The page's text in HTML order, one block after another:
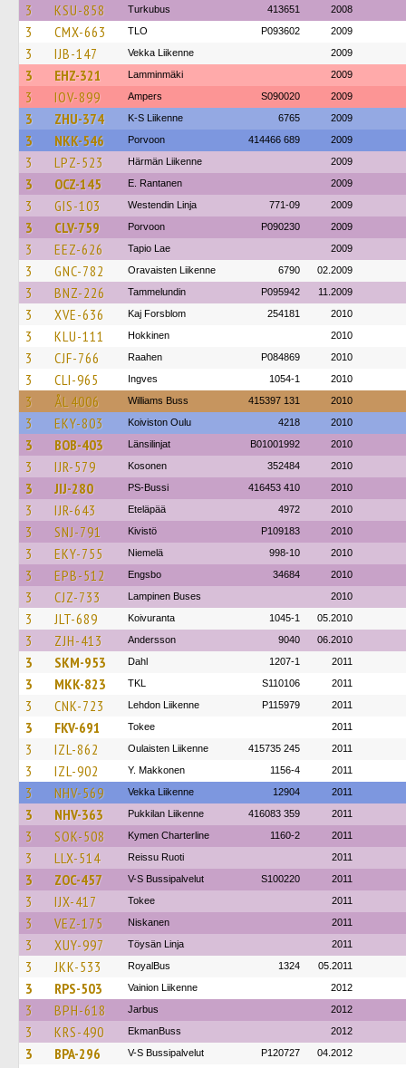
3 KSU-858 Turkubus 413651 2008
3 CMX-663 TLO P093602 2009
3 IJB-147 Vekka Liikenne 2009
3 EHZ-321 Lamminmäki 2009
3 IOV-899 Ampers S090020 2009
3 ZHU-374 K-S Liikenne 6765 2009
3 NKK-546 Porvoon 414466 689 2009
3 LPZ-523 Härmän Liikenne 2009
3 OCZ-145 E. Rantanen 2009
3 GIS-103 Westendin Linja 771-09 2009
3 CLV-759 Porvoon P090230 2009
3 EEZ-626 Tapio Lae 2009
3 GNC-782 Oravaisten Liikenne 6790 02.2009
3 BNZ-226 Tammelundin P095942 11.2009
3 XVE-636 Kaj Forsblom 254181 2010
3 KLU-111 Hokkinen 2010
3 CJF-766 Raahen P084869 2010
3 CLI-965 Ingves 1054-1 2010
3 ÅL 4006 Williams Buss 415397 131 2010
3 EKY-803 Koiviston Oulu 4218 2010
3 BOB-403 Länsilinjat B01001992 2010
3 IJR-579 Kosonen 352484 2010
3 JIJ-280 PS-Bussi 416453 410 2010
3 IJR-643 Eteläpää 4972 2010
3 SNJ-791 Kivistö P109183 2010
3 EKY-755 Niemelä 998-10 2010
3 EPB-512 Engsbo 34684 2010
3 CJZ-733 Lampinen Buses 2010
3 JLT-689 Koivuranta 1045-1 05.2010
3 ZJH-413 Andersson 9040 06.2010
3 SKM-953 Dahl 1207-1 2011
3 MKK-823 TKL S110106 2011
3 CNK-723 Lehdon Liikenne P115979 2011
3 FKV-691 Tokee 2011
3 IZL-862 Oulaisten Liikenne 415735 245 2011
3 IZL-902 Y. Makkonen 1156-4 2011
3 NHV-569 Vekka Liikenne 12904 2011
3 NHV-363 Pukkilan Liikenne 416083 359 2011
3 SOK-508 Kymen Charterline 1160-2 2011
3 LLX-514 Reissu Ruoti 2011
3 ZOC-457 V-S Bussipalvelut S100220 2011
3 IJX-417 Tokee 2011
3 VEZ-175 Niskanen 2011
3 XUY-997 Töysän Linja 2011
3 JKK-533 RoyalBus 1324 05.2011
3 RPS-503 Vainion Liikenne 2012
3 BPH-618 Jarbus 2012
3 KRS-490 EkmanBuss 2012
3 BPA-296 V-S Bussipalvelut P120727 04.2012